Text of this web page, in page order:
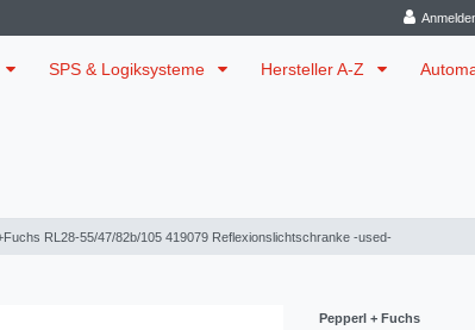
SPS & Logiksysteme Hersteller A-Z
RL28-55/47/82b/105 419079 Reflexionslichtschranke -used-
Pepperl + Fuchs